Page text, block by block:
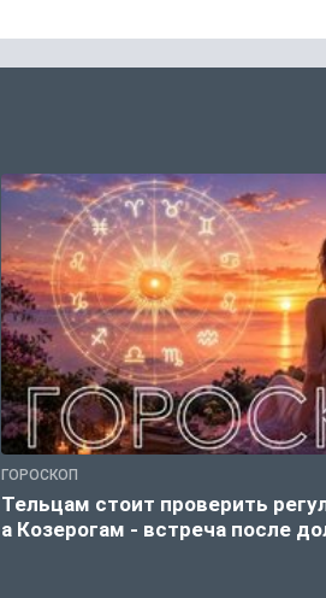
ГОРОСКОП
Тельцам стоит проверить
а Козерогам - встреча после